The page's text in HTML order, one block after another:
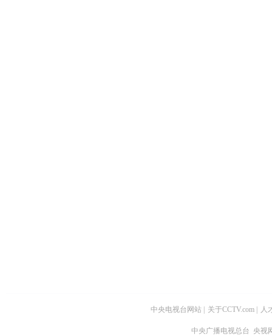
中央电视台网站 关于CCTV.com 人
中央广播电视总台 央视